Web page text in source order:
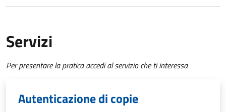
Servizi
Per presentare la pratica accedi al servizio che ti interessa
Autenticazione di copie